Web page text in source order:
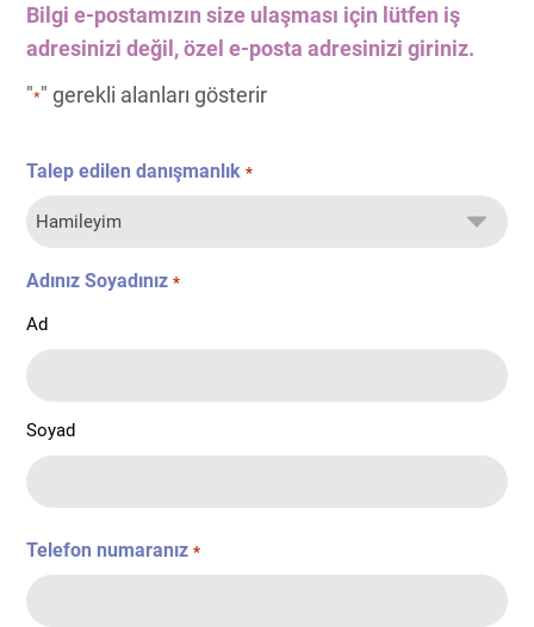
Bilgi e-postamızın size ulaşması için lütfen iş
adresinizi değil, özel e-posta adresinizi giriniz.
"*" gerekli alanları gösterir
Talep edilen danışmanlık *
Adınız Soyadınız *
Ad
Soyad
Telefon numaranız *